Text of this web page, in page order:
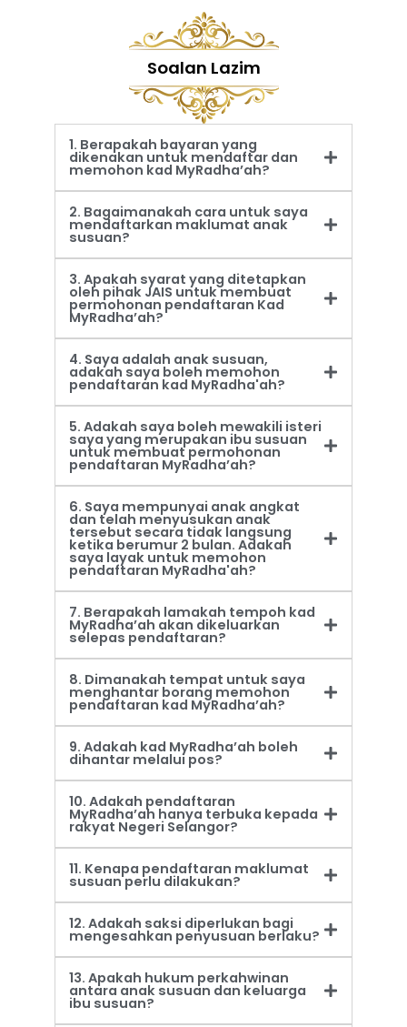
Soalan Lazim
1. Berapakah bayaran yang
dikenakan untuk mendaftar dan
memohon kad MyRadha’ah?
2. Bagaimanakah cara untuk saya
mendaftarkan maklumat anak
susuan?
3. Apakah syarat yang ditetapkan
oleh pihak JAIS untuk membuat
permohonan pendaftaran Kad
MyRadha’ah?
4. Saya adalah anak susuan,
adakah saya boleh memohon
pendaftaran kad MyRadha'ah?
5. Adakah saya boleh mewakili isteri
saya yang merupakan ibu susuan
untuk membuat permohonan
pendaftaran MyRadha’ah?
6. Saya mempunyai anak angkat
dan telah menyusukan anak
tersebut secara tidak langsung
ketika berumur 2 bulan. Adakah
saya layak untuk memohon
pendaftaran MyRadha'ah?
7. Berapakah lamakah tempoh kad
MyRadha’ah akan dikeluarkan
selepas pendaftaran?
8. Dimanakah tempat untuk saya
menghantar borang memohon
pendaftaran kad MyRadha’ah?
9. Adakah kad MyRadha’ah boleh
dihantar melalui pos?
10. Adakah pendaftaran
MyRadha’ah hanya terbuka kepada
rakyat Negeri Selangor?
11. Kenapa pendaftaran maklumat
susuan perlu dilakukan?
12. Adakah saksi diperlukan bagi
mengesahkan penyusuan berlaku?
13. Apakah hukum perkahwinan
antara anak susuan dan keluarga
ibu susuan?